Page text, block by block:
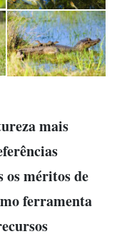
mais
os méritos de
ferramenta